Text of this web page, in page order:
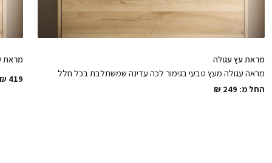
מראת עץ עגולה
מראה עגולה מעץ טבעי בגימור לכה עדינה שמשתלבת בכל חלל
החל מ: ₪ 249
מראת
₪ 419